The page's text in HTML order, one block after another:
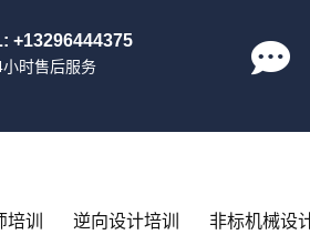
+13296444375
时售后服务
训 逆向设计培训 非标机械设